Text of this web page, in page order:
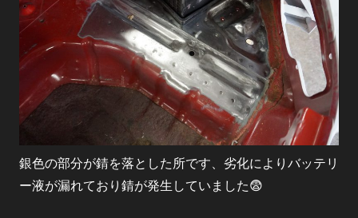
銀色の部分が錆を落とした所です、劣化によりバッテリ
ー液が漏れており錆が発生していました😨